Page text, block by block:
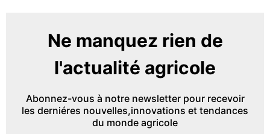
Ne manquez rien de
l'actualité agricole
Abonnez-vous à notre newsletter pour recevoir
les derniéres nouvelles,innovations et tendances
du monde agricole